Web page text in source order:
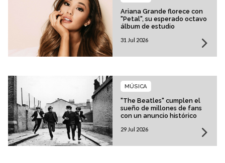
Ariana Grande florece con
"Petal", su esperado octavo
álbum de estudio
31 Jul 2026
"The Beatles" cumplen el
sueño de millones de fans
con un anuncio histórico
MÚSICA
29 Jul 2026